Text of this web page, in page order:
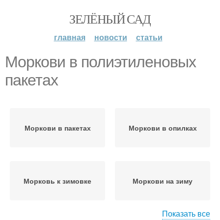
ЗЕЛЁНЫЙ САД
главная новости статьи
Моркови в полиэтиленовых
пакетах
Моркови в пакетах Моркови в опилках
Морковь к зимовке Моркови на зиму
Показать все